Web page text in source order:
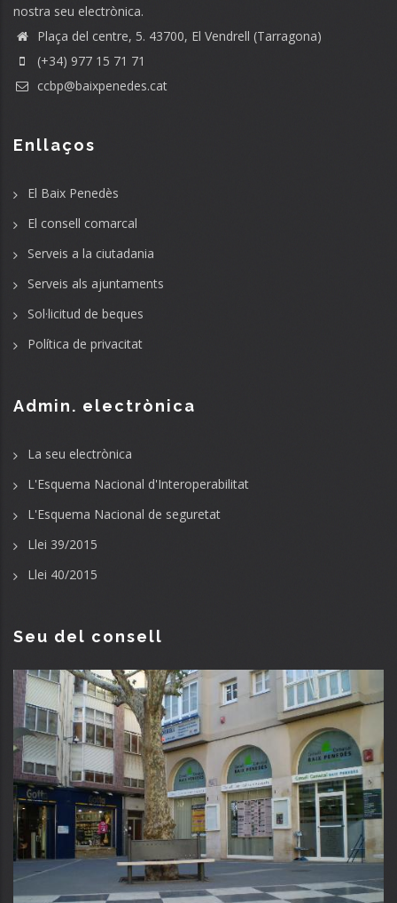
nostra seu electrònica.
Plaça del centre, 5. 43700, El Vendrell (Tarragona)
(+34) 977 15 71 71
ccbp@baixpenedes.cat
Enllaços
El Baix Penedès
El consell comarcal
Serveis a la ciutadania
Serveis als ajuntaments
Sol·licitud de beques
Política de privacitat
Admin. electrònica
La seu electrònica
L'Esquema Nacional d'Interoperabilitat
L'Esquema Nacional de seguretat
Llei 39/2015
Llei 40/2015
Seu del consell